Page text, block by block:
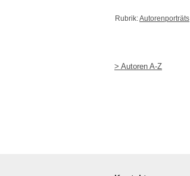
Rubrik:Autorenporträts
> Autoren A-Z